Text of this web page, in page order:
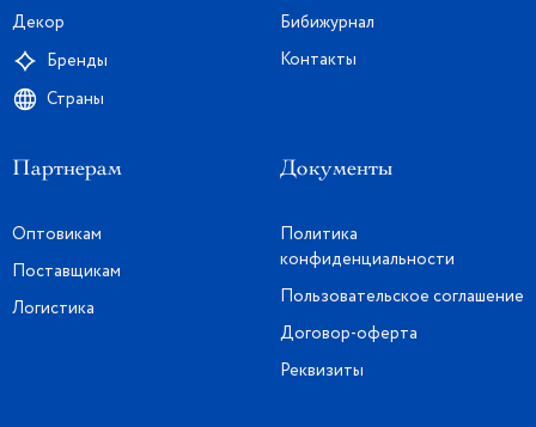
Декор
Бренды
Страны
Бибижурнал
Контакты
Партнерам
Оптовикам
Поставщикам
Логистика
Документы
Политика
конфиденциальности
Пользовательское соглашение
Договор-оферта
Реквизиты